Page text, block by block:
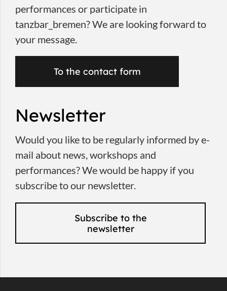
performances or participate in
tanzbar_bremen? We are looking forward to
your message.
To the contact form
Newsletter
Would you like to be regularly informed by e-
mail about news, workshops and
performances? We would be happy if you
subscribe to our newsletter.
Subscribe to the
newsletter